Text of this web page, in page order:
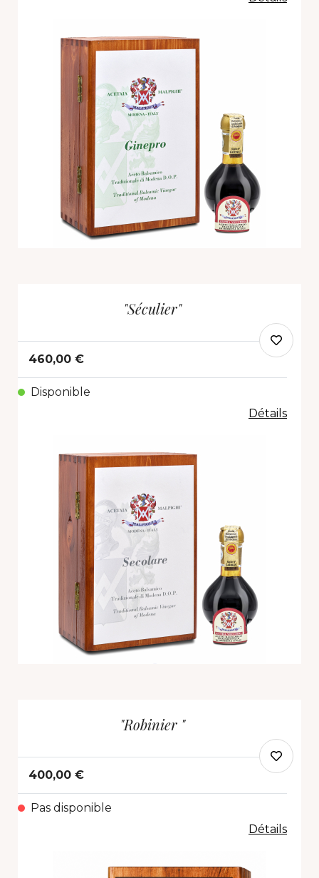
"Séculier"
460,00 €
Disponible
Détails
"Robinier "
400,00 €
Pas disponible
Détails